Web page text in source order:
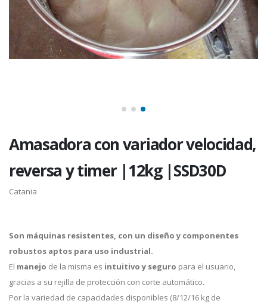
Amasadora con variador velocidad,
reversa y timer |12kg |SSD30D
Catania
Son máquinas resistentes, con un diseño y componentes
robustos aptos para uso industrial.
El manejo de la misma es intuitivo y seguro para el usuario,
gracias a su rejilla de protección con corte automático.
Por la variedad de capacidades disponibles (8/12/16 kg de